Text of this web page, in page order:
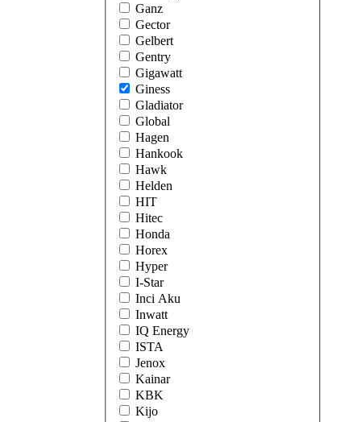
Ganz
Gector
Gelbert
Gentry
Gigawatt
Giness
Gladiator
Global
Hagen
Hankook
Hawk
Helden
HIT
Hitec
Honda
Horex
Hyper
I-Star
Inci Aku
Inwatt
IQ Energy
ISTA
Jenox
Kainar
KBK
Kijo